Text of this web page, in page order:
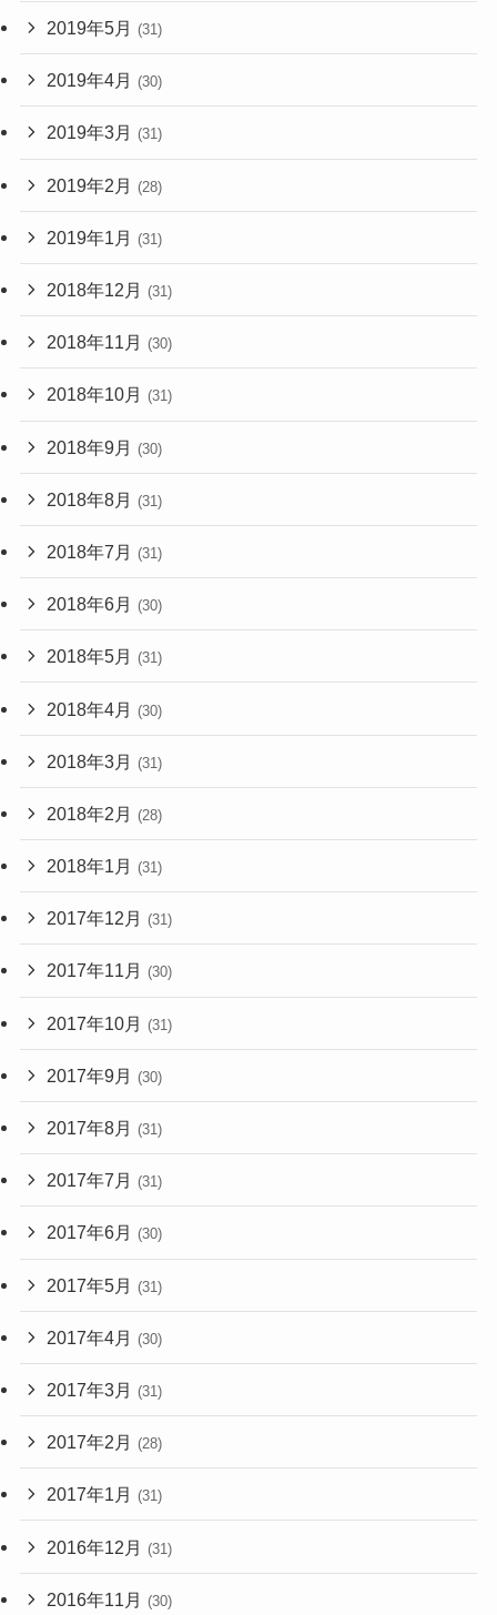
2019年5月 (31)
2019年4月 (30)
2019年3月 (31)
2019年2月 (28)
2019年1月 (31)
2018年12月 (31)
2018年11月 (30)
2018年10月 (31)
2018年9月 (30)
2018年8月 (31)
2018年7月 (31)
2018年6月 (30)
2018年5月 (31)
2018年4月 (30)
2018年3月 (31)
2018年2月 (28)
2018年1月 (31)
2017年12月 (31)
2017年11月 (30)
2017年10月 (31)
2017年9月 (30)
2017年8月 (31)
2017年7月 (31)
2017年6月 (30)
2017年5月 (31)
2017年4月 (30)
2017年3月 (31)
2017年2月 (28)
2017年1月 (31)
2016年12月 (31)
2016年11月 (30)